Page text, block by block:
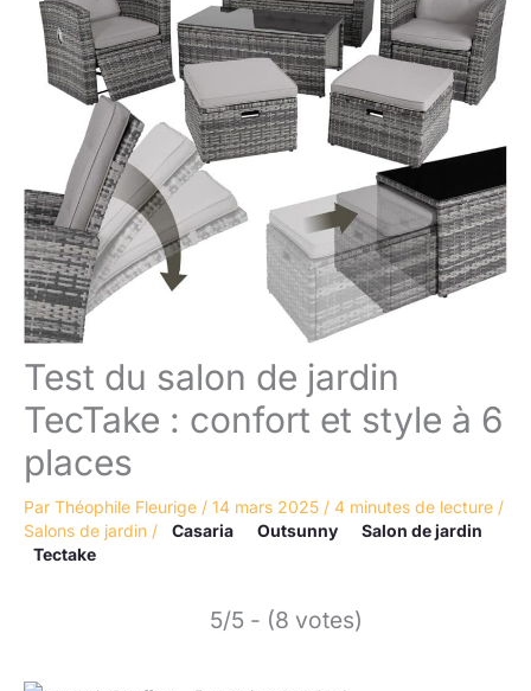
Test du salon de jardin
TecTake : confort et style à 6
places
Par Théophile Fleurige / 14 mars 2025 / 4 minutes de lecture /
Salons de jardin / Casaria Outsunny
Salon de jardin
Tectake
5/5 - (8 votes)